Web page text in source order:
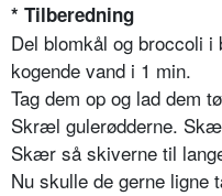
* Tilberedning
Del blomkål og broccoli i
kogende vand i 1 min.
Tag dem op og lad dem
Skræl gulerødderne.
Skær så skiverne til
Nu skulle de gerne ligne